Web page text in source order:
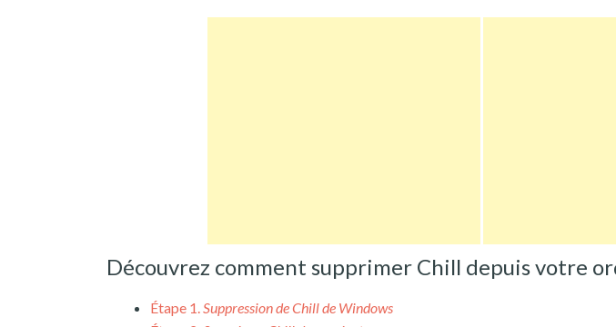
Découvrez comment supprimer Chill depuis votre
Étape 1.Suppression de Chill de Windows